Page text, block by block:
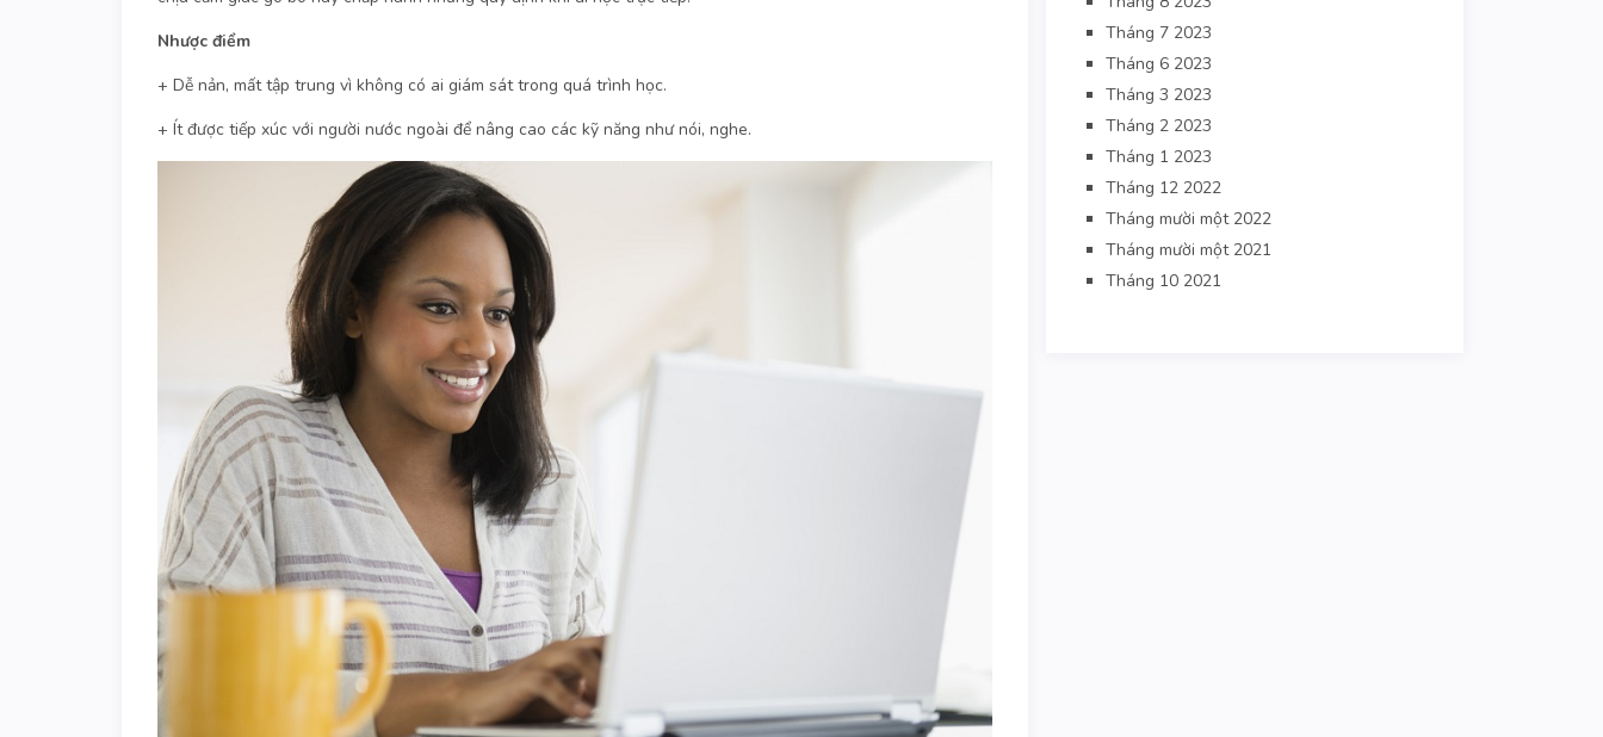
Nhược điểm
+ Dễ nản, mất tập trung vì không có ai giám sát trong quá trình học.
+ Ít được tiếp xúc với người nước ngoài để nâng cao các kỹ năng như nói, nghe.
Tháng 7 2023
Tháng 6 2023
Tháng 3 2023
Tháng 2 2023
Tháng 1 2023
Tháng 12 2022
Tháng mười một 2022
Tháng mười một 2021
Tháng 10 2021